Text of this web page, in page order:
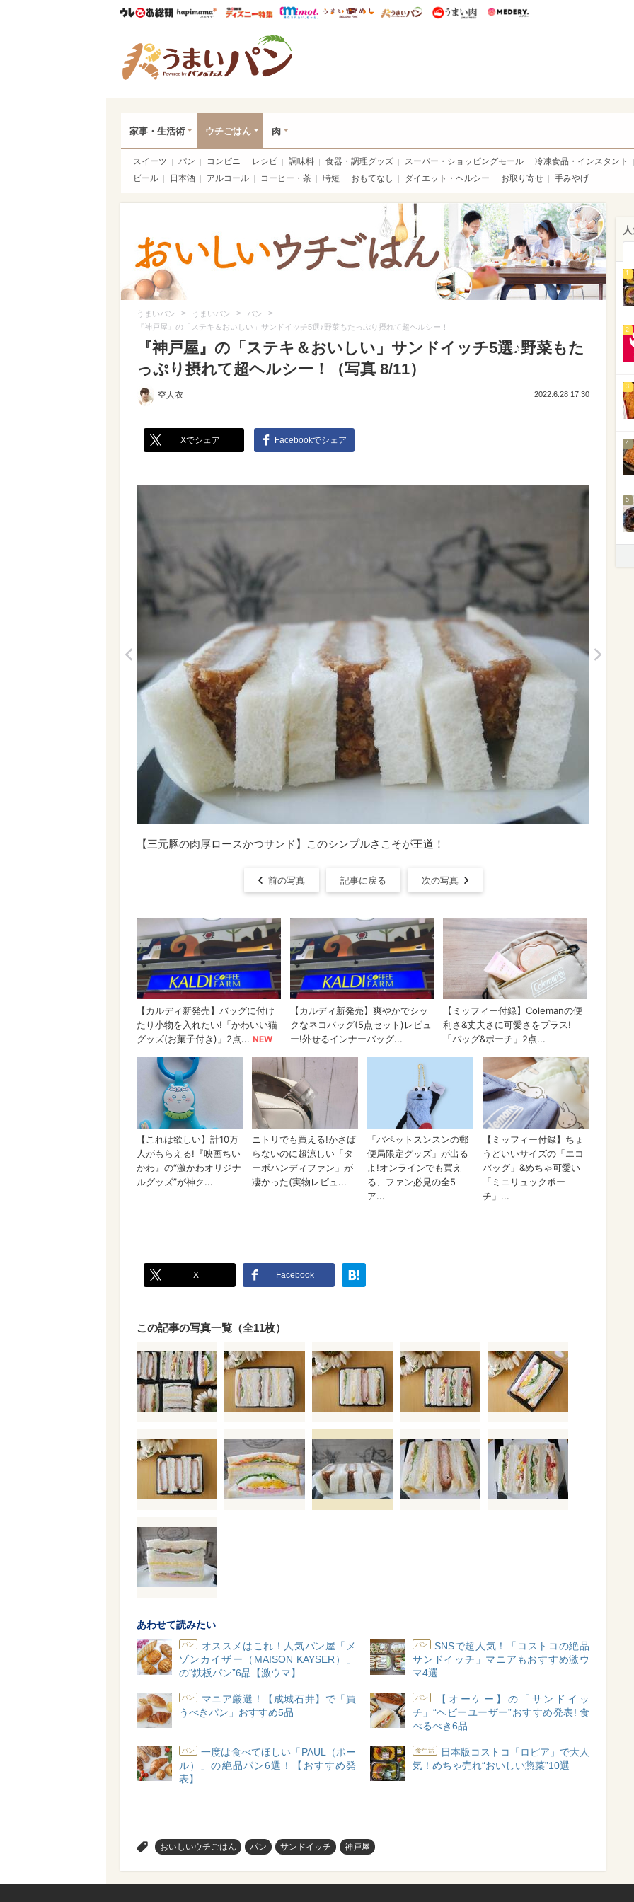
ウレぴあ総研ハピママ* ウレぴあ総研 ディズニー特集
mimot. うまいめし うまいパン うまい肉
家事・生活術 ウチごはん 肉
スイーツ パン コンビニ レシピ 調味料 食器・調理グッズ スーパー・ショッピングモール
冷凍食品・インスタント
ビール
日本酒 アルコール コーヒー・茶 時短 おもてなし ダイエット・ヘルシー お取り寄せ 手みやげ
うまいパン > うまいパン > パン >
『神戸屋』の「ステキ＆おいしい」サンドイッチ5選♪野菜もたっぷり摂れて超ヘルシー！
『神戸屋』の「ステキ＆おいしい」サンドイッチ5選♪野菜もた
っぷり摂れて超ヘルシー！（写真 8/11）
空人衣 2022.6.28 17:30
Xでシェア Facebookでシェア
【三元豚の肉厚ロースかつサンド】このシンプルさこそが王道！
前の写真 記事に戻る 次の写真
X Facebook
この記事の写真一覧（全11枚）
あわせて読みたい
パン
オススメはこれ！人気パン屋「メ
ゾンカイザー（MAISON KAYSER）」
の“鉄板パン”6品【激ウマ】
パン
SNSで超人気！「コストコの絶品
サンドイッチ」マニアもおすすめ激ウ
マ4選
パン
マニア厳選！【成城石井】で「買
うべきパン」おすすめ5品
パン
【オーケー】の「サンドイッ
チ」“ヘビーユーザー”おすすめ発表! 食
べるべき6品
パン
一度は食べてほしい「PAUL（ポー
ル）」の絶品パン6選！【おすすめ発
表】
食生活
日本版コストコ「ロピア」で大人
気！めちゃ売れ“おいしい惣菜”10選
おいしいウチごはん パン サンドイッチ 神戸屋
1
2
3
4
5